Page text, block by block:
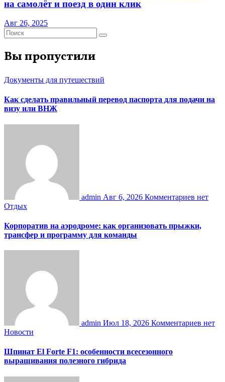
на самолёт и поезд в один клик
Авг 26, 2025
Вы пропустили
Документы для путешествий
Как сделать правильный перевод паспорта для подачи на
визу или ВНЖ
admin Авг 6, 2026 Комментариев нет
Отдых
Корпоратив на аэродроме: как организовать прыжки,
трансфер и программу для команды
admin Июл 18, 2026 Комментариев нет
Новости
Шпинат El Forte F1: особенности всесезонного
выращивания полезного гибрида